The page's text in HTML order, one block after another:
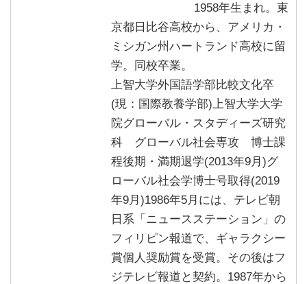
1958年生まれ。東
京都日比谷高校から、アメリカ・
ミシガン州ハートランド高校に留
学。同校卒業。
上智大学外国語学部比較文化卒
(現：国際教養学部)上智大学大学
院グローバル・スタディーズ研究
科 グローバル社会専攻 博士課
程後期・満期退学(2013年9月)グ
ローバル社会学博士号取得(2019
年9月)1986年5月には、テレビ朝
日系「ニュースステーション」の
フィリピン報道で、ギャラクシー
賞個人奨励賞を受賞。その後はフ
ジテレビ報道と契約。1987年から